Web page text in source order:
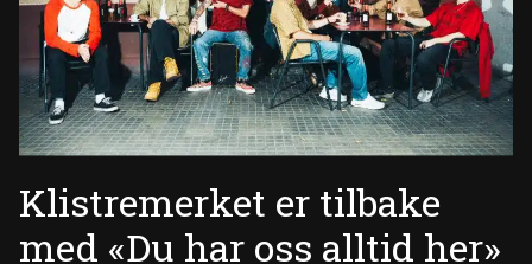
Klistremerket er tilbake
med «Du har oss alltid her»